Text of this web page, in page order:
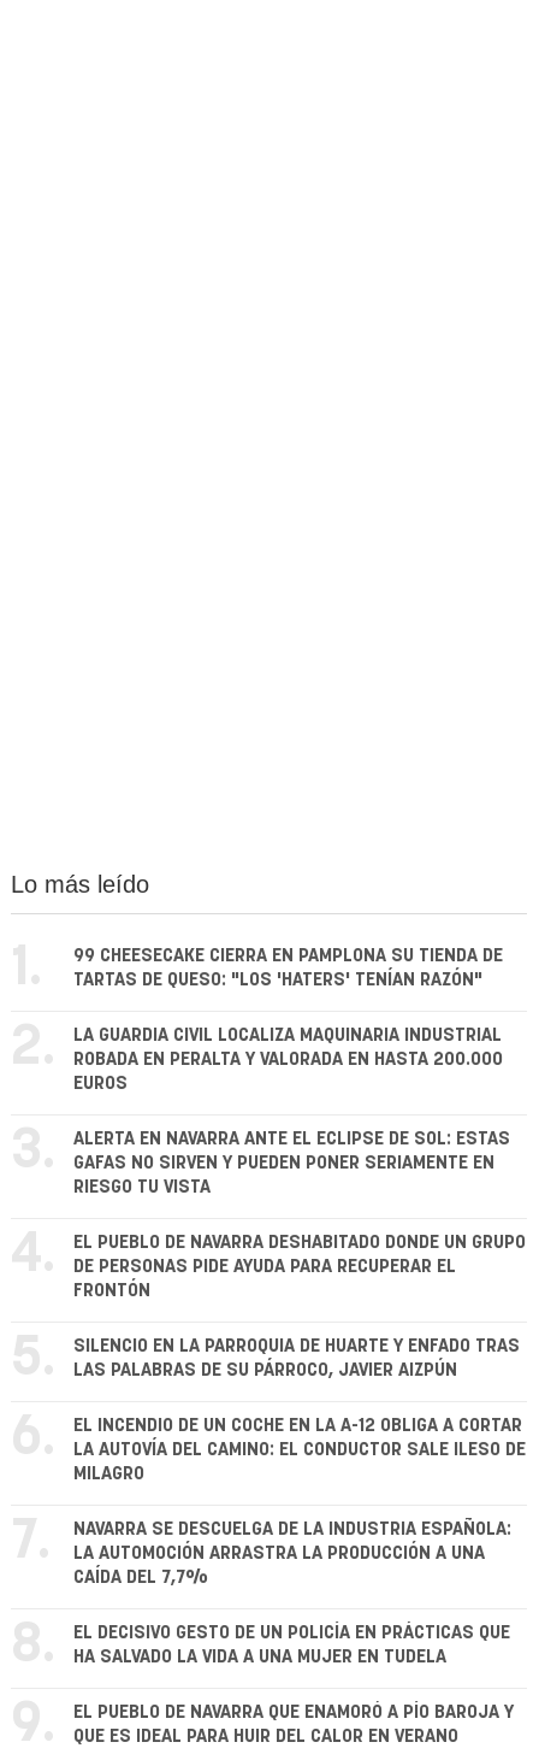
Lo más leído
1.
99 CHEESECAKE CIERRA EN PAMPLONA SU TIENDA DE
TARTAS DE QUESO: "LOS 'HATERS' TENÍAN RAZÓN"
2.
LA GUARDIA CIVIL LOCALIZA MAQUINARIA INDUSTRIAL
ROBADA EN PERALTA Y VALORADA EN HASTA 200.000
EUROS
3.
ALERTA EN NAVARRA ANTE EL ECLIPSE DE SOL: ESTAS
GAFAS NO SIRVEN Y PUEDEN PONER SERIAMENTE EN
RIESGO TU VISTA
4.
EL PUEBLO DE NAVARRA DESHABITADO DONDE UN GRUPO
DE PERSONAS PIDE AYUDA PARA RECUPERAR EL
FRONTÓN
5.
SILENCIO EN LA PARROQUIA DE HUARTE Y ENFADO TRAS
LAS PALABRAS DE SU PÁRROCO, JAVIER AIZPÚN
6.
EL INCENDIO DE UN COCHE EN LA A-12 OBLIGA A CORTAR
LA AUTOVÍA DEL CAMINO: EL CONDUCTOR SALE ILESO DE
MILAGRO
7.
NAVARRA SE DESCUELGA DE LA INDUSTRIA ESPAÑOLA:
LA AUTOMOCIÓN ARRASTRA LA PRODUCCIÓN A UNA
CAÍDA DEL 7,7%
8.
EL DECISIVO GESTO DE UN POLICÍA EN PRÁCTICAS QUE
HA SALVADO LA VIDA A UNA MUJER EN TUDELA
9.
EL PUEBLO DE NAVARRA QUE ENAMORÓ A PÍO BAROJA Y
QUE ES IDEAL PARA HUIR DEL CALOR EN VERANO